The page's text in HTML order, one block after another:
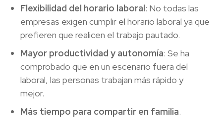
Flexibilidad del horario laboral: No todas las
empresas exigen cumplir el horario laboral ya que
prefieren que realicen el trabajo pautado.
Mayor productividad y autonomía: Se ha
comprobado que en un escenario fuera del
laboral, las personas trabajan más rápido y
mejor.
Más tiempo para compartir en familia.